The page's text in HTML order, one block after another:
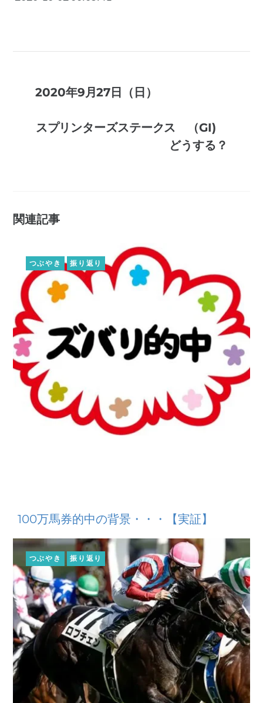
2020年9月27日（日）
スプリンターズステークス （GI)
どうする？
関連記事
つぶやき 振り返り
100万馬券的中の背景・・・【実証】
つぶやき 振り返り